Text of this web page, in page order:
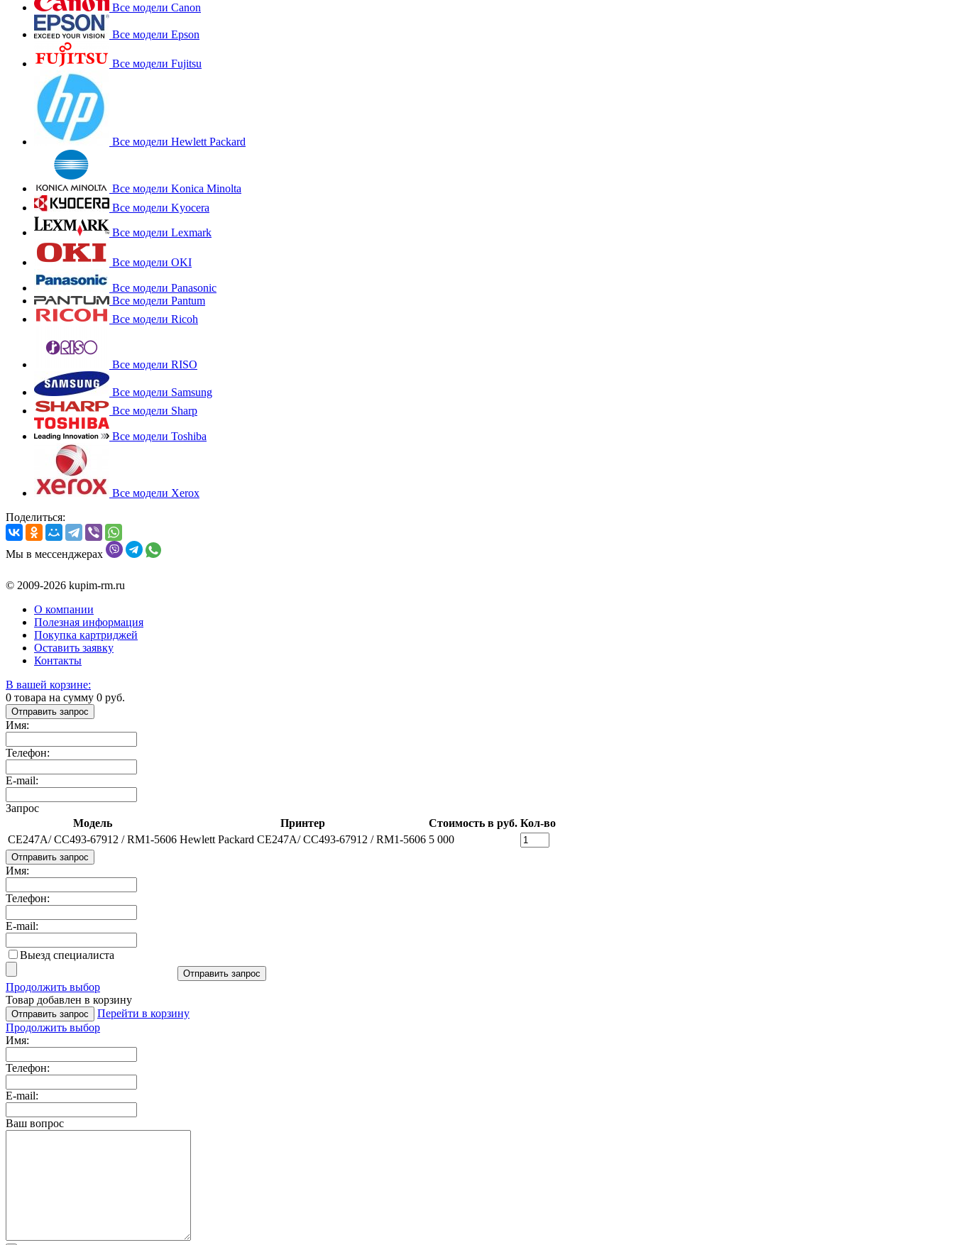
Все модели Canon
Все модели Epson
Все модели Fujitsu
Все модели Hewlett Packard
Все модели Konica Minolta
Все модели Kyocera
Все модели Lexmark
Все модели OKI
Все модели Panasonic
Все модели Pantum
Все модели Ricoh
Все модели RISO
Все модели Samsung
Все модели Sharp
Все модели Toshiba
Все модели Xerox
Поделиться:
Мы в мессенджерах
© 2009-2026 kupim-rm.ru
О компании
Полезная информация
Покупка картриджей
Оставить заявку
Контакты
В вашей корзине:
0 товара на сумму 0 руб.
Отправить запрос
Имя:
Телефон:
E-mail:
Запрос
Модель
Принтер Стоимость в руб. Кол-во
CE247A/ CC493-67912 / RM1-5606 Hewlett Packard CE247A/ CC493-67912 / RM1-5606 5 000
Отправить запрос
Имя:
Телефон:
E-mail:
Выезд специалиста
Отправить запрос
Продолжить выбор
Товар добавлен в корзину
Отправить запрос
Перейти в корзину
Продолжить выбор
Имя:
Телефон:
E-mail:
Ваш вопрос